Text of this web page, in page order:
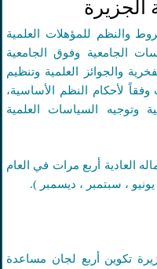
للمؤهلات العلمية
وفوق الجامعية
العلمية وتنظيم
النظم الأساسية،
السياسات العلمية
أربع مرات في العام
سبتمبر ، ديسمبر ).
أربع لجان مساعدة